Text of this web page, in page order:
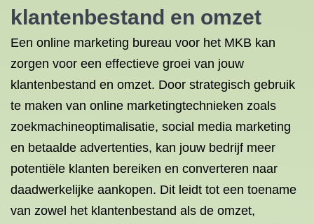
klantenbestand en omzet
Een online marketing bureau voor het MKB kan
zorgen voor een effectieve groei van jouw
klantenbestand en omzet. Door strategisch gebruik
te maken van online marketingtechnieken zoals
zoekmachineoptimalisatie, social media marketing
en betaalde advertenties, kan jouw bedrijf meer
potentiële klanten bereiken en converteren naar
daadwerkelijke aankopen. Dit leidt tot een toename
van zowel het klantenbestand als de omzet,